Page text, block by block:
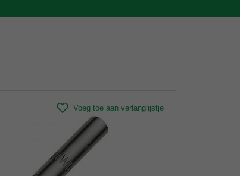
Voeg toe aan verlanglijstje